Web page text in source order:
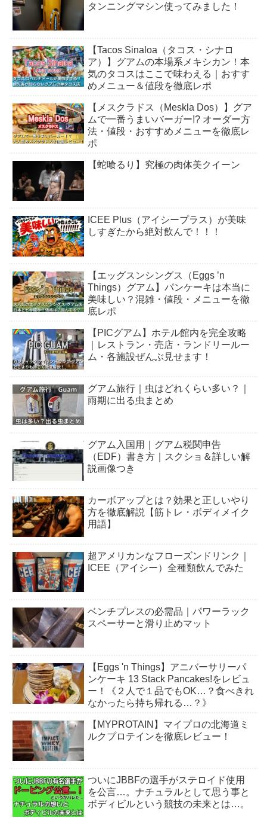
タンニングマシン使ってみました！
【Tacos Sinaloa（タコス・シナロ
ア）】グアムの本場系メキシカン！本
気のタコスはここで味わえる｜おすす
めメニュー＆値段を徹底レポ
【メスクラドス（Meskla Dos）】グア
ムで一番うまいバーガー!? オーダー方
法・値段・おすすめメニューを徹底レ
ポ
【蛇喰るり】究極の肉体美クイーン
ICEE Plus（アイシープラス）が美味
しすぎたから絶対飲んで！！！
【エッグスンシングス（Eggs ’n
Things）グアム】パンケーキは本当に
美味しい？混雑・値段・メニューを徹
底レポ
【PICグアム】ホテル館内を完全攻略
｜レストラン・売店・ランドリールー
ム・各施設ぜんぶ見せます！
グアム旅行｜虫はどれくらい多い？｜
雨期に出る虫まとめ
グアム入国用｜グアム税関申告
（EDF）書き方｜スクショ＆詳しい解
説画像つき
カーボアップとは？効果と正しいやり
方を徹底解説【筋トレ・ボディメイク
用語】
超アメリカンなフローズンドリンク｜
ICEE（アイシー）全種類飲んでみた
ベンチプレスの必需品｜パワーラック
スペーサーと滑り止めマット
【Eggs 'n Things】アニバーサリーパ
ンケーキ 13 Stack Pancakes!をレビュ
ー！《２人で１品でもOK…？食べきれ
なかったら持ち帰れる…？》
【MYPROTAIN】マイプロの北海道ミ
ルクプロテインを徹底レビュー！
ついにJBBFの選手がステロイド使用
を公言…。ナチュラルとして思う事と
ボディビルという競技の未来とは…。